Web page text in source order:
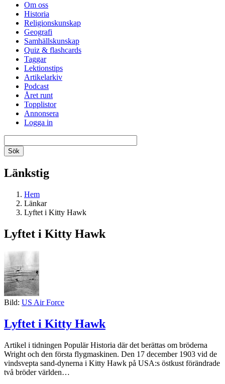
Om oss
Historia
Religionskunskap
Geografi
Samhällskunskap
Quiz & flashcards
Taggar
Lektionstips
Artikelarkiv
Podcast
Året runt
Topplistor
Annonsera
Logga in
Länkstig
Hem
Länkar
Lyftet i Kitty Hawk
Lyftet i Kitty Hawk
Bild: US Air Force
Lyftet i Kitty Hawk
Artikel i tidningen Populär Historia där det berättas om bröderna
Wright och den första flygmaskinen. Den 17 december 1903 vid de
vindsvepta sand-dynerna i Kitty Hawk på USA:s östkust förändrade
två bröder världen…